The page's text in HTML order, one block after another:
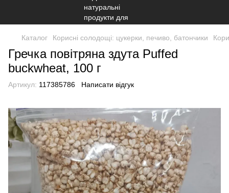
Каталог Корисні солодощі: цукерки, печиво, батончики
Гречка повітряна здута Puffed
buckwheat, 100 г
Артикул: 117385786 Написати відгук